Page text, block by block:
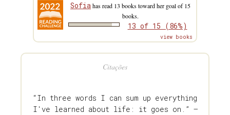
Sofiahas read 13 books toward her goal of 15
books.
13 of 15 (86%)
view books
Citações
“In three words I can sum up everything
I've learned about life: it goes on.” —